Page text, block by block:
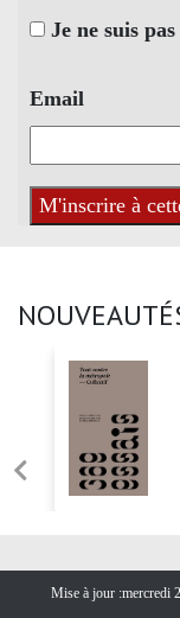
Je ne suis
Email
Mise à jour :mercredi